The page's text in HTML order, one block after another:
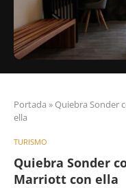
Portada » Quiebra Sonder
ella
TURISMO
Quiebra Sonder
Marriott con ella